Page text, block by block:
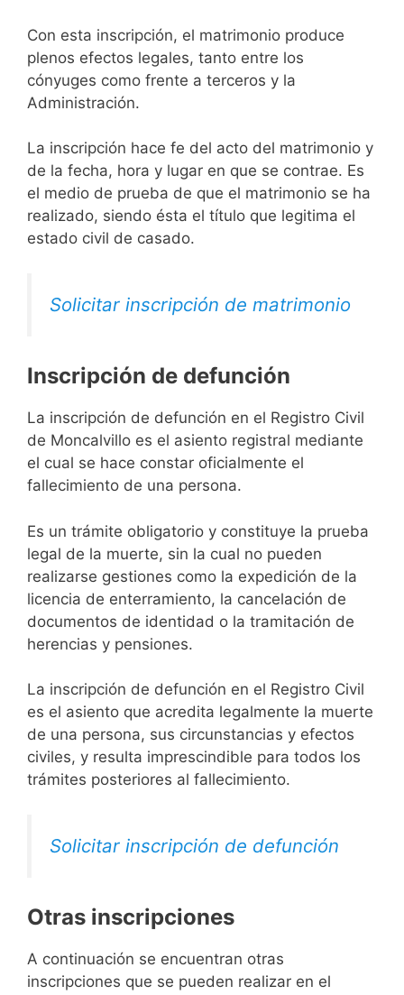
Con esta inscripción, el matrimonio produce
plenos efectos legales, tanto entre los
cónyuges como frente a terceros y la
Administración.
La inscripción hace fe del acto del matrimonio y
de la fecha, hora y lugar en que se contrae. Es
el medio de prueba de que el matrimonio se ha
realizado, siendo ésta el título que legitima el
estado civil de casado.
Solicitar inscripción de matrimonio
Inscripción de defunción
La inscripción de defunción en el Registro Civil
de Moncalvillo es el asiento registral mediante
el cual se hace constar oficialmente el
fallecimiento de una persona.
Es un trámite obligatorio y constituye la prueba
legal de la muerte, sin la cual no pueden
realizarse gestiones como la expedición de la
licencia de enterramiento, la cancelación de
documentos de identidad o la tramitación de
herencias y pensiones.
La inscripción de defunción en el Registro Civil
es el asiento que acredita legalmente la muerte
de una persona, sus circunstancias y efectos
civiles, y resulta imprescindible para todos los
trámites posteriores al fallecimiento.
Solicitar inscripción de defunción
Otras inscripciones
A continuación se encuentran otras
inscripciones que se pueden realizar en el